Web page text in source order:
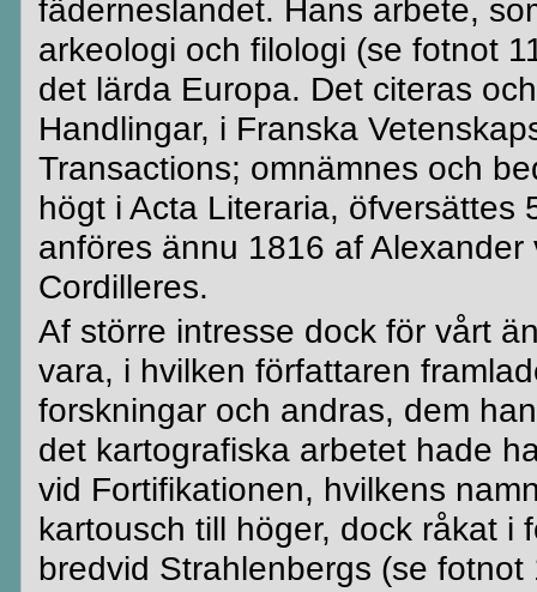
fäderneslandet. Hans arbete,
arkeologi och filologi (se fotnot
det lärda Europa. Det citeras
Handlingar, i Franska
Transactions; omnämnes och
högt i Acta Literaria, öfversättes
anföres ännu 1816 af
Cordilleres.
Af större intresse dock för vårt
vara, i hvilken författaren
forskningar och andras, dem
det kartografiska arbetet hade
vid Fortifikationen, hvilkens
kartousch till höger, dock råkat i
bredvid Strahlenbergs (se fotnot